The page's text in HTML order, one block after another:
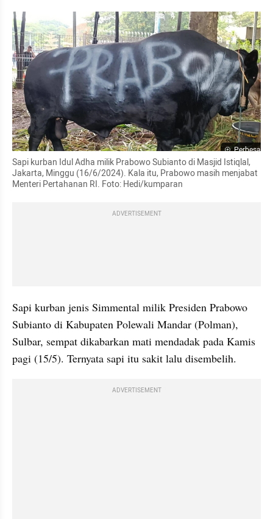
Perbesar
Sapi kurban Idul Adha milik Prabowo Subianto di Masjid Istiqlal,
Jakarta, Minggu (16/6/2024). Kala itu, Prabowo masih menjabat
Menteri Pertahanan RI. Foto: Hedi/kumparan
ADVERTISEMENT
Sapi kurban jenis Simmental milik Presiden Prabowo
Subianto di Kabupaten Polewali Mandar (Polman),
Sulbar, sempat dikabarkan mati mendadak pada Kamis
pagi (15/5). Ternyata sapi itu sakit lalu disembelih.
ADVERTISEMENT